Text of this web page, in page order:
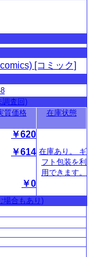
[コミック]
調査回)
質価格 在庫状態
￥620
￥614 在庫あり。 ギ
フト包装を利
用できます。
￥0
場合もあり)